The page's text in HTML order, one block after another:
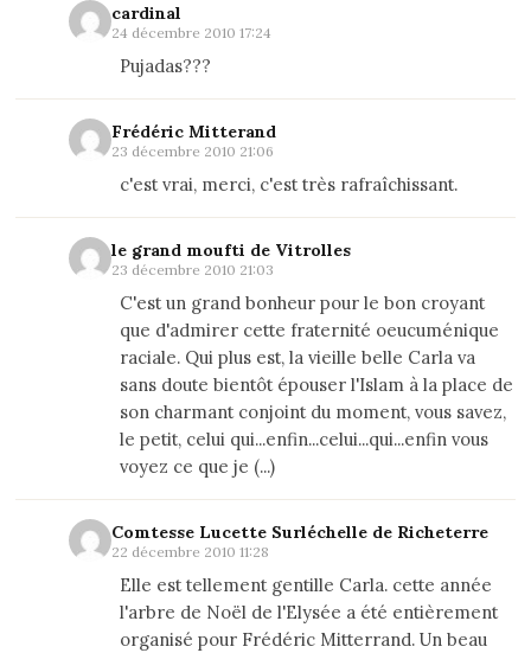
cardinal
24 décembre 2010 17:24
Pujadas???
Frédéric Mitterand
23 décembre 2010 21:06
c'est vrai, merci, c'est très rafraîchissant.
le grand moufti de Vitrolles
23 décembre 2010 21:03
C'est un grand bonheur pour le bon croyant
que d'admirer cette fraternité oeucuménique
raciale. Qui plus est, la vieille belle Carla va
sans doute bientôt épouser l'Islam à la place de
son charmant conjoint du moment, vous savez,
le petit, celui qui...enfin...celui...qui...enfin vous
voyez ce que je (...)
Comtesse Lucette Surléchelle de Richeterre
22 décembre 2010 11:28
Elle est tellement gentille Carla. cette année
l'arbre de Noël de l'Elysée a été entièrement
organisé pour Frédéric Mitterrand. Un beau